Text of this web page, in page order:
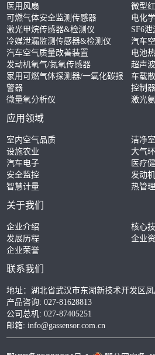
医用风扇
微型
可燃气体安全监测传感器
电化
激光甲烷传感器&检测仪
SF6
冷媒泄漏监测传感器&检测仪
汽车
汽车空气质量改善装置
电池
发动机氧气/氮氧传感器
超声
家用可燃气体探测器/一氧化碳报
警器
车载
控制
微量氧分析仪
激光
应用领域
室内空气品质
洁净室
设施农业
大气
汽车电子
医疗
安全监控
发动
智慧计量
热管理
关于我们
企业介绍
核心
发展历程
企业
企业荣誉
联系我们
地址：湖北省武汉市东湖新技术开发区
产品咨询: 027-81628813
公司总机: 027-87405251
邮箱:info@gassensor.com.cn